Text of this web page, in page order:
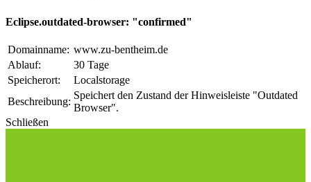
Eclipse.outdated-browser: "confirmed"
Domainname: www.zu-bentheim.de
Ablauf:
30 Tage
Speicherort:
Localstorage
Beschreibung:
Speichert den Zustand der Hinweisleiste "Outdated
Browser".
Schließen